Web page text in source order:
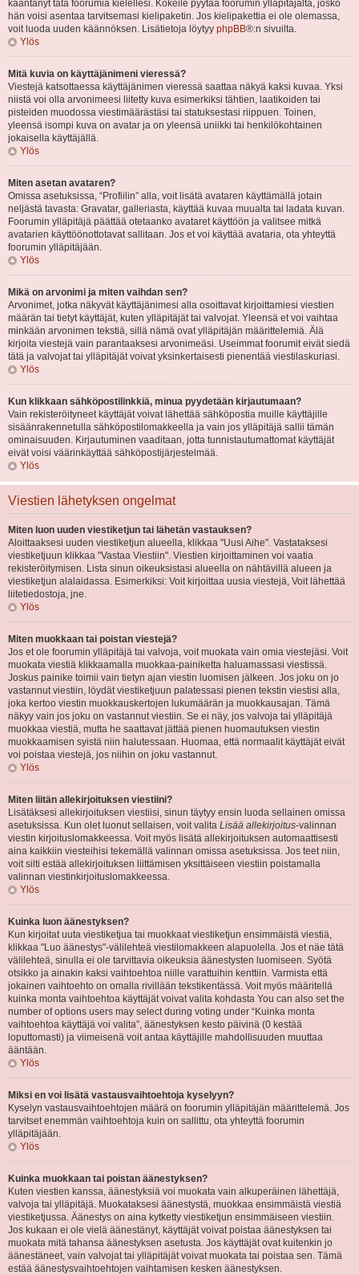
kääntänyt tätä foorumia kielellesi. Kokeile pyytää foorumin ylläpitäjältä, josko
hän voisi asentaa tarvitsemasi kielipaketin. Jos kielipakettia ei ole olemassa,
voit luoda uuden käännöksen. Lisätietoja löytyy phpBB®:n sivuilta.
Ylös
Mitä kuvia on käyttäjänimeni vieressä?
Viestejä katsottaessa käyttäjänimen vieressä saattaa näkyä kaksi kuvaa. Yksi
niistä voi olla arvonimeesi liitetty kuva esimerkiksi tähtien, laatikoiden tai
pisteiden muodossa viestimäärästäsi tai statuksestasi riippuen. Toinen,
yleensä isompi kuva on avatar ja on yleensä uniikki tai henkilökohtainen
jokaisella käyttäjällä.
Ylös
Miten asetan avataren?
Omissa asetuksissa, “Profiilin” alla, voit lisätä avataren käyttämällä jotain
neljästä tavasta: Gravatar, galleriasta, käyttää kuvaa muualta tai ladata kuvan.
Foorumin ylläpitäjä päättää otetaanko avataret käyttöön ja valitsee mitkä
avatarien käyttöönottotavat sallitaan. Jos et voi käyttää avataria, ota yhteyttä
foorumin ylläpitäjään.
Ylös
Mikä on arvonimi ja miten vaihdan sen?
Arvonimet, jotka näkyvät käyttäjänimesi alla osoittavat kirjoittamiesi viestien
määrän tai tietyt käyttäjät, kuten ylläpitäjät tai valvojat. Yleensä et voi vaihtaa
minkään arvonimen tekstiä, sillä nämä ovat ylläpitäjän määrittelemiä. Älä
kirjoita viestejä vain parantaaksesi arvonimeäsi. Useimmat foorumit eivät siedä
tätä ja valvojat tai ylläpitäjät voivat yksinkertaisesti pienentää viestilaskuriasi.
Ylös
Kun klikkaan sähköpostilinkkiä, minua pyydetään kirjautumaan?
Vain rekisteröityneet käyttäjät voivat lähettää sähköpostia muille käyttäjille
sisäänrakennetulla sähköpostilomakkeella ja vain jos ylläpitäjä sallii tämän
ominaisuuden. Kirjautuminen vaaditaan, jotta tunnistautumattomat käyttäjät
eivät voisi väärinkäyttää sähköpostijärjestelmää.
Ylös
Viestien lähetyksen ongelmat
Miten luon uuden viestiketjun tai lähetän vastauksen?
Aloittaaksesi uuden viestiketjun alueella, klikkaa "Uusi Aihe". Vastataksesi
viestiketjuun klikkaa "Vastaa Viestiin". Viestien kirjoittaminen voi vaatia
rekisteröitymisen. Lista sinun oikeuksistasi alueella on nähtävillä alueen ja
viestiketjun alalaidassa. Esimerkiksi: Voit kirjoittaa uusia viestejä, Voit lähettää
liitetiedostoja, jne.
Ylös
Miten muokkaan tai poistan viestejä?
Jos et ole foorumin ylläpitäjä tai valvoja, voit muokata vain omia viestejäsi. Voit
muokata viestiä klikkaamalla muokkaa-painiketta haluamassasi viestissä.
Joskus painike toimii vain tietyn ajan viestin luomisen jälkeen. Jos joku on jo
vastannut viestiin, löydät viestiketjuun palatessasi pienen tekstin viestisi alla,
joka kertoo viestin muokkauskertojen lukumäärän ja muokkausajan. Tämä
näkyy vain jos joku on vastannut viestiin. Se ei näy, jos valvoja tai ylläpitäjä
muokkaa viestiä, mutta he saattavat jättää pienen huomautuksen viestin
muokkaamisen syistä niin halutessaan. Huomaa, että normaalit käyttäjät eivät
voi poistaa viestejä, jos niihin on joku vastannut.
Ylös
Miten liitän allekirjoituksen viestiini?
Lisätäksesi allekirjoituksen viestiisi, sinun täytyy ensin luoda sellainen omissa
asetuksissa. Kun olet luonut sellaisen, voit valita Lisää allekirjoitus-valinnan
viestin kirjoituslomakkeessa. Voit myös lisätä allekirjoituksen automaattisesti
aina kaikkiin viesteihisi tekemällä valinnan omissa asetuksissa. Jos teet niin,
voit silti estää allekirjoituksen liittämisen yksittäiseen viestiin poistamalla
valinnan viestinkirjoituslomakkeessa.
Ylös
Kuinka luon äänestyksen?
Kun kirjoitat uuta viestiketjua tai muokkaat viestiketjun ensimmäistä viestiä,
klikkaa "Luo äänestys"-välilehteä viestilomakkeen alapuolella. Jos et näe tätä
välilehteä, sinulla ei ole tarvittavia oikeuksia äänestysten luomiseen. Syötä
otsikko ja ainakin kaksi vaihtoehtoa niille varattuihin kenttiin. Varmista että
jokainen vaihtoehto on omalla rivillään tekstikentässä. Voit myös määritellä
kuinka monta vaihtoehtoa käyttäjät voivat valita kohdasta You can also set the
number of options users may select during voting under “Kuinka monta
vaihtoehtoa käyttäjä voi valita”, äänestyksen kesto päivinä (0 kestää
loputtomasti) ja viimeisenä voit antaa käyttäjille mahdollisuuden muuttaa
ääntään.
Ylös
Miksi en voi lisätä vastausvaihtoehtoja kyselyyn?
Kyselyn vastausvaihtoehtojen määrä on foorumin ylläpitäjän määrittelemä. Jos
tarvitset enemmän vaihtoehtoja kuin on sallittu, ota yhteyttä foorumin
ylläpitäjään.
Ylös
Kuinka muokkaan tai poistan äänestyksen?
Kuten viestien kanssa, äänestyksiä voi muokata vain alkuperäinen lähettäjä,
valvoja tai ylläpitäjä. Muokataksesi äänestystä, muokkaa ensimmäistä viestiä
viestiketjussa. Äänestys on aina kytketty viestiketjun ensimmäiseen viestiin.
Jos kukaan ei ole vielä äänestänyt, käyttäjät voivat poistaa äänestyksen tai
muokata mitä tahansa äänestyksen asetusta. Jos käyttäjät ovat kuitenkin jo
äänestäneet, vain valvojat tai ylläpitäjät voivat muokata tai poistaa sen. Tämä
estää äänestysvaihtoehtojen vaihtamisen kesken äänestyksen.